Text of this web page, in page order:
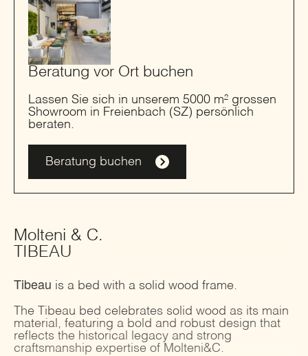
Beratung vor Ort buchen
Lassen Sie sich in unserem 5000 m² grossen
Showroom in Freienbach (SZ) persönlich
beraten.
Beratung buchen
Molteni & C.
TIBEAU
Tibeau is a bed with a solid wood frame.
The Tibeau bed celebrates solid wood as its main
material, featuring a bold and robust design that
reflects the historical legacy and strong
craftsmanship expertise of Molteni&C.